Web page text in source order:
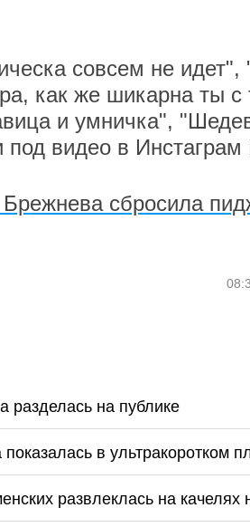
совсем не
как же шикарна ты с
и умничка",
под видео в
сбросила
на публике
в ультракоротком
развлеклась на качелях